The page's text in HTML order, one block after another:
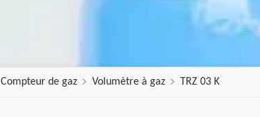
Compteur de gaz Volumètre à gaz TRZ 03 K